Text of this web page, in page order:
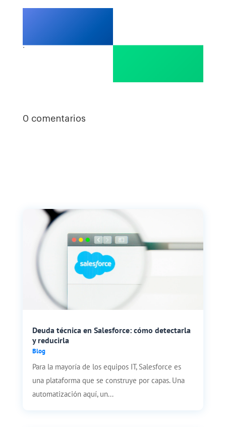
.
0 comentarios
Deuda técnica en Salesforce: cómo detectarla
y reducirla
Blog
Para la mayoría de los equipos IT, Salesforce es
una plataforma que se construye por capas. Una
automatización aquí, un...